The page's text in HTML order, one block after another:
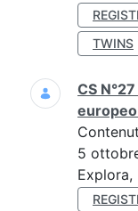
TWINS
CS
europeo
5
Explora,